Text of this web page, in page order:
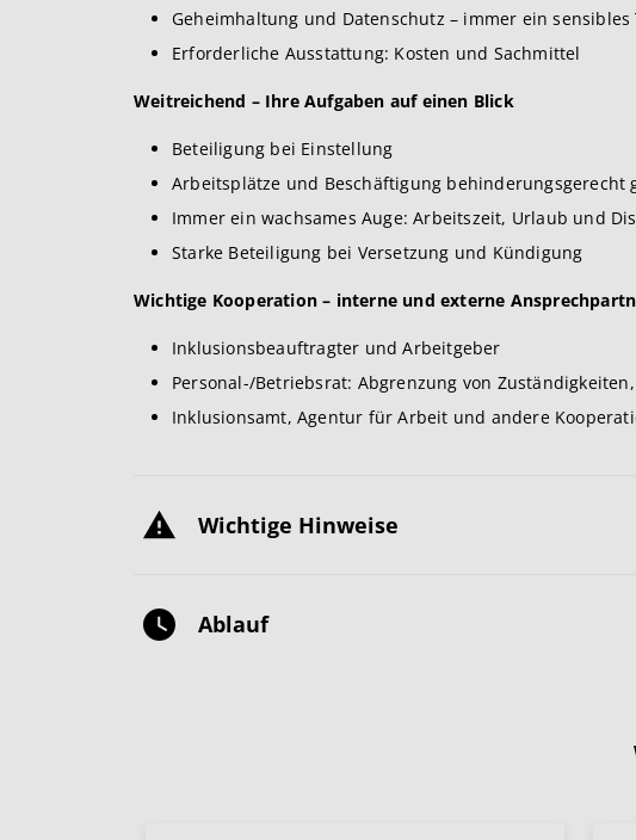
Geheimhaltung und Datenschutz – immer ein sensibles
Erforderliche Ausstattung: Kosten und Sachmittel
Weitreichend – Ihre Aufgaben auf einen Blick
Beteiligung bei Einstellung
Arbeitsplätze und Beschäftigung behinderungsgerecht
Immer ein wachsames Auge: Arbeitszeit, Urlaub und
Starke Beteiligung bei Versetzung und Kündigung
Wichtige Kooperation – interne und externe
Inklusionsbeauftragter und Arbeitgeber
Personal-/Betriebsrat: Abgrenzung von
Inklusionsamt, Agentur für Arbeit und andere
Wichtige Hinweise
Ablauf